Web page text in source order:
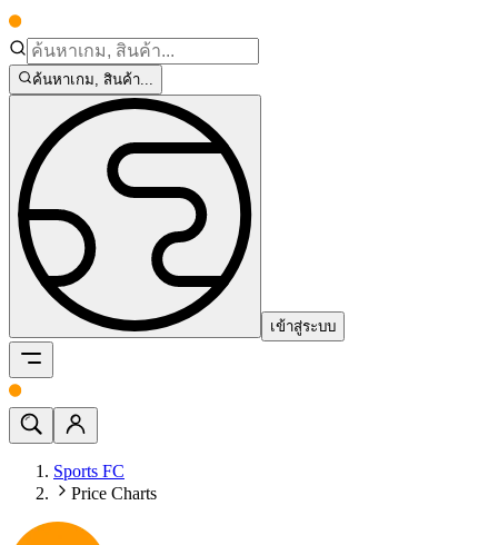
ค้นหาเกม, สินค้า...
เข้าสู่ระบบ
Sports FC
Price Charts